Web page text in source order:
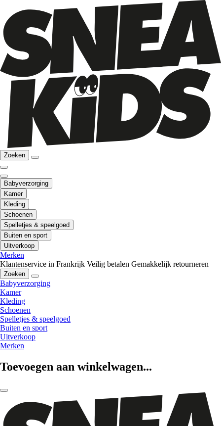
Zoeken
Babyverzorging
Kamer
Kleding
Schoenen
Spelletjes & speelgoed
Buiten en sport
Uitverkoop
Merken
Klantenservice in Frankrijk Veilig betalen Gemakkelijk retourneren
Zoeken
Babyverzorging
Kamer
Kleding
Schoenen
Spelletjes & speelgoed
Buiten en sport
Uitverkoop
Merken
Toevoegen aan winkelwagen...